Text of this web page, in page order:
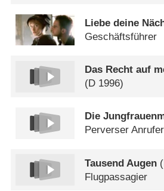
Liebe deine
Geschäftsführer
Das Recht auf
(D 1996)
Die
Perverser Anrufer
Tausend Augen (
Flugpassagier